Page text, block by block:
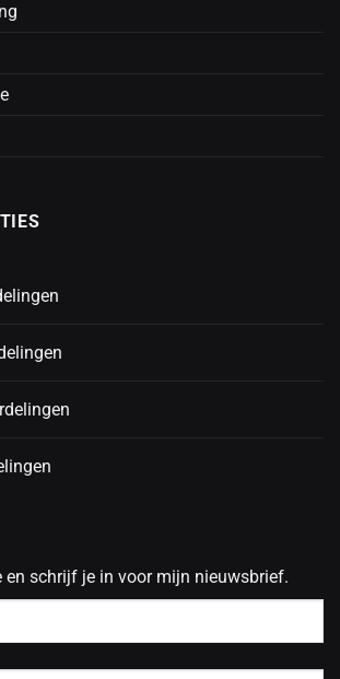
en schrijf je in voor mijn nieuwsbrief.